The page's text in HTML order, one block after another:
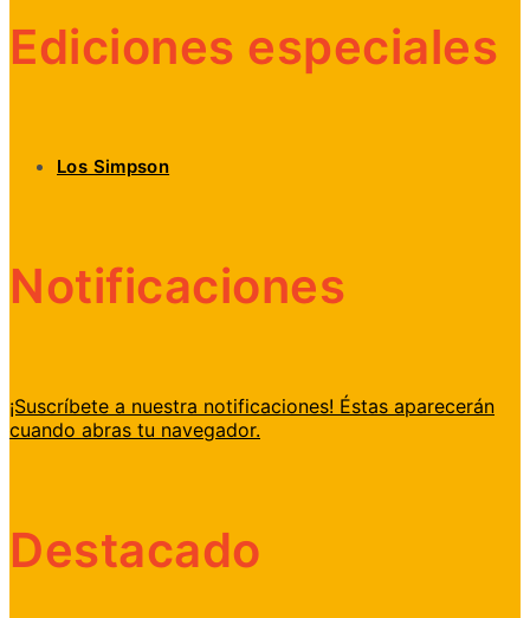
Ediciones especiales
Los Simpson
Notificaciones
¡Suscríbete a nuestra notificaciones! Éstas aparecerán
cuando abras tu navegador.
Destacado